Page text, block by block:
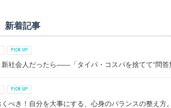
新着記事
社会人だったら――「タイパ・コスパを捨てて“問答
べき！自分を大事にする、心身のバランスの整え方